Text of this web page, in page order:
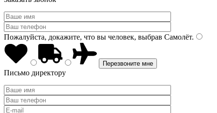
Пожалуйста, докажите, что вы человек, выбрав Самолёт.
Письмо директору